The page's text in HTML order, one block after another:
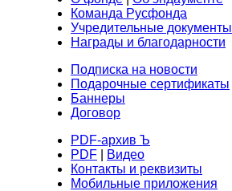
Команда Русфонда
Учредительные документы
Награды и благодарности
Подписка на новости
Подарочные сертификаты
Баннеры
Договор
PDF-архив Ъ
PDF
Видео
Контакты и реквизиты
Мобильные приложения